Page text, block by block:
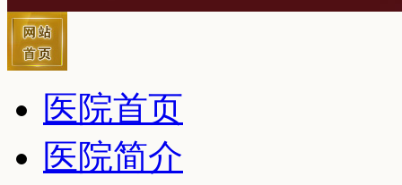
医院首页
医院简介